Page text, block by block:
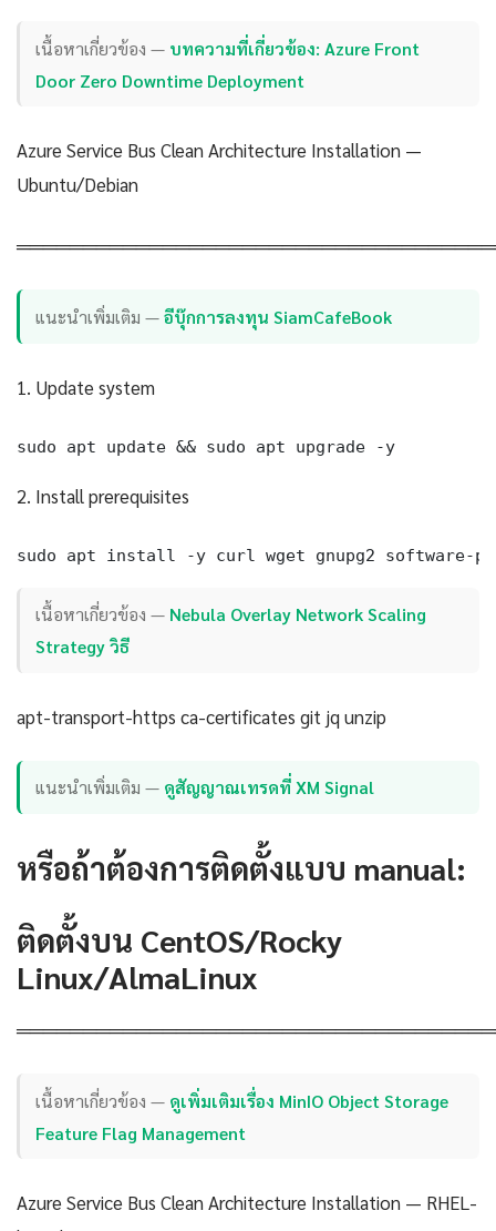
เนื้อหาเกี่ยวข้อง — บทความที่เกี่ยวข้อง: Azure Front
Door Zero Downtime Deployment
Azure Service Bus Clean Architecture Installation —
Ubuntu/Debian
แนะนำเพิ่มเติม —อีบุ๊กการลงทุน SiamCafeBook
1. Update system
sudo apt update && sudo apt upgrade -y
2. Install prerequisites
sudo apt install -y curl wget gnupg2 software-
เนื้อหาเกี่ยวข้อง — Nebula Overlay Network Scaling
Strategy วิธี
apt-transport-https ca-certificates git jq unzip
แนะนำเพิ่มเติม — ดูสัญญาณเทรดที่ XM Signal
หรือถ้าต้องการติดตั้งแบบ manual:
ติดตั้งบน CentOS/Rocky
Linux/AlmaLinux
เนื้อหาเกี่ยวข้อง — ดูเพิ่มเติมเรื่อง MinIO Object Storage
Feature Flag Management
Azure Service Bus Clean Architecture Installation — RHEL-